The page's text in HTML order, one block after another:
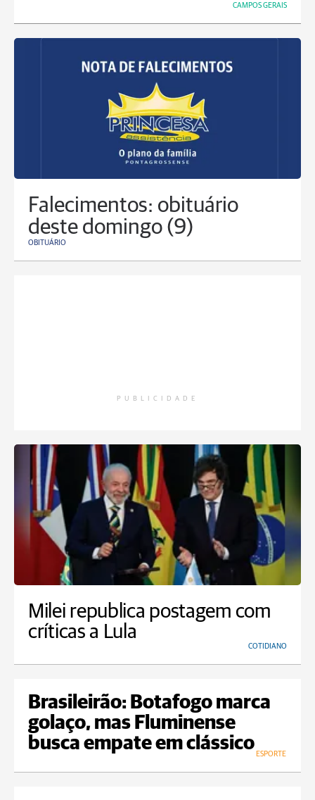
CAMPOS GERAIS
Falecimentos: obituário
deste domingo (9)
OBITUÁRIO
PUBLICIDADE
Milei republica postagem com
críticas a Lula
COTIDIANO
Brasileirão: Botafogo marca
golaço, mas Fluminense
busca empate em clássico
ESPORTE